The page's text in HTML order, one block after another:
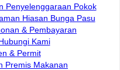
Penyelenggaraan Pokok
Hiasan Bunga Pasu
& Pembayaran
Kami
& Permit
Premis Makanan